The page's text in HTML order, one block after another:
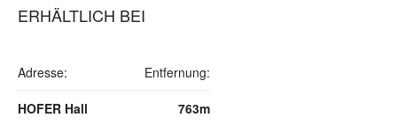
ERHÄLTLICH BEI
Adresse: Entfernung:
HOFER Hall 763m